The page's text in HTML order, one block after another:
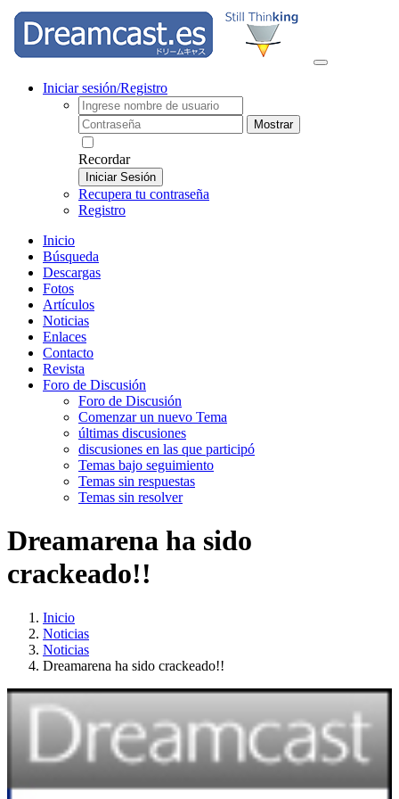
Iniciar sesión/Registro
Mostrar
Recordar
Iniciar Sesión
Recupera tu contraseña
Registro
Inicio
Búsqueda
Descargas
Fotos
Artículos
Noticias
Enlaces
Contacto
Revista
Foro de Discusión
Foro de Discusión
Comenzar un nuevo Tema
últimas discusiones
discusiones en las que participó
Temas bajo seguimiento
Temas sin respuestas
Temas sin resolver
Dreamarena ha sido
crackeado!!
Inicio
Noticias
Noticias
Dreamarena ha sido crackeado!!